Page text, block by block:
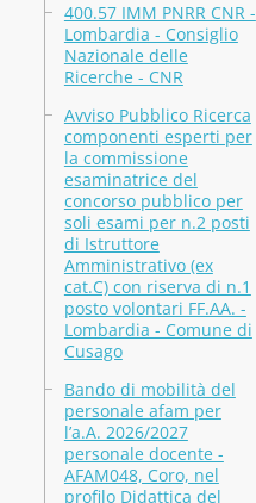
400.57 IMM PNRR CNR -
Lombardia - Consiglio
Nazionale delle
Ricerche - CNR
Avviso Pubblico Ricerca
componenti esperti per
la commissione
esaminatrice del
concorso pubblico per
soli esami per n.2 posti
di Istruttore
Amministrativo (ex
cat.C) con riserva di n.1
posto volontari FF.AA. -
Lombardia - Comune di
Cusago
Bando di mobilità del
personale afam per
l’a.A. 2026/2027
personale docente -
AFAM048, Coro, nel
profilo Didattica del